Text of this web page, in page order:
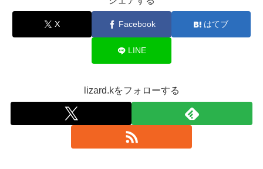
X Facebook はてブ
LINE
lizard.kをフォローする